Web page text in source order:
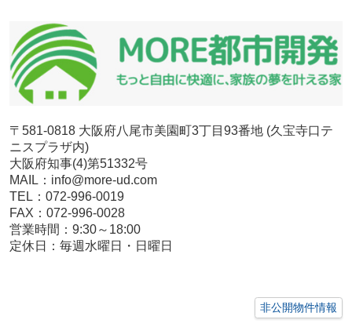
〒581-0818 大阪府八尾市美園町3丁目93番地 (久宝寺口テ
ニスプラザ内)
大阪府知事(4)第51332号
MAIL：info@more-ud.com
TEL：072-996-0019
FAX：072-996-0028
営業時間：9:30～18:00
定休日：毎週水曜日・日曜日
非公開物件情報